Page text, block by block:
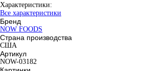
Характеристики:
Все характеристики
Бренд
NOW FOODS
Страна производства
США
Артикул
NOW-03182